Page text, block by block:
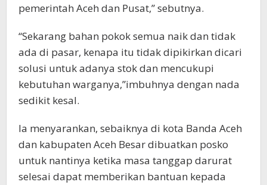
pemerintah Aceh dan Pusat,” sebutnya.
“Sekarang bahan pokok semua naik dan tidak
ada di pasar, kenapa itu tidak dipikirkan dicari
solusi untuk adanya stok dan mencukupi
kebutuhan warganya,”imbuhnya dengan nada
sedikit kesal.
Ia menyarankan, sebaiknya di kota Banda Aceh
dan kabupaten Aceh Besar dibuatkan posko
untuk nantinya ketika masa tanggap darurat
selesai dapat memberikan bantuan kepada